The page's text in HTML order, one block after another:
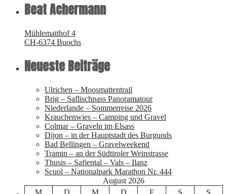
Beat Achermann
Mühlematthof 4
CH-6374 Buochs
Neueste Beiträge
Ulrichen – Moosmattentrail
Brig – Saflischpass Panoramatour
Niederlande – Sommerreise 2026
Krauchenwies – Camping und Gravel
Colmar – Graveln im Elsass
Dijon – in der Hauptstadt des Burgunds
Bad Bellingen – Gravelweekend
Tramin – an der Südtiroler Weinstrasse
Thusis – Safiental – Vals – Ilanz
Scuol – Nationalpark Marathon Nr. 444
August 2026
M
D M D F S S